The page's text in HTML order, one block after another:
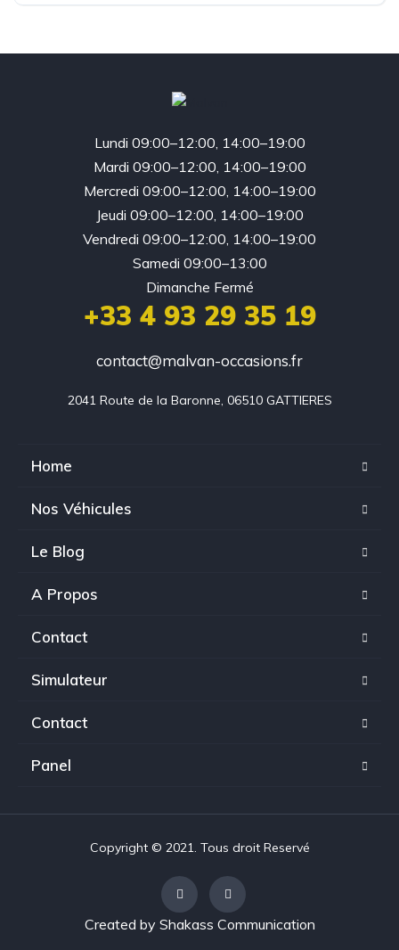
Lundi 09:00–12:00, 14:00–19:00
Mardi 09:00–12:00, 14:00–19:00
Mercredi 09:00–12:00, 14:00–19:00
Jeudi 09:00–12:00, 14:00–19:00
Vendredi 09:00–12:00, 14:00–19:00
Samedi 09:00–13:00
Dimanche Fermé
+33 4 93 29 35 19
contact@malvan-occasions.fr
2041 Route de la Baronne, 06510 GATTIERES
Home
Nos Véhicules
Le Blog
A Propos
Contact
Simulateur
Contact
Panel
Copyright © 2021. Tous droit Reservé
Created by Shakass Communication